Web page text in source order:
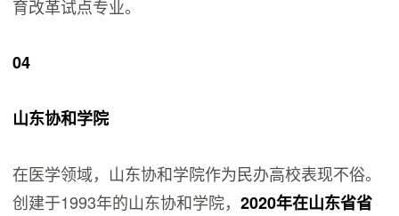
育改革试点专业。
04
山东协和学院
在医学领域，山东协和学院作为民办高校表现不俗。
创建于1993年的山东协和学院，2020年在山东省省